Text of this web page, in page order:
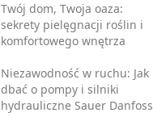
Twój dom, Twoja oaza:
sekrety pielęgnacji roślin i
komfortowego wnętrza
Niezawodność w ruchu: Jak
dbać o pompy i silniki
hydrauliczne Sauer Danfoss